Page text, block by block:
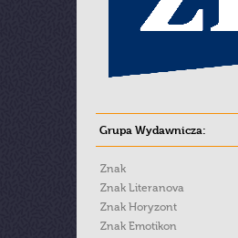
Grupa Wydawnicza:
Znak
Znak Literanova
Znak Horyzont
Znak Emotikon